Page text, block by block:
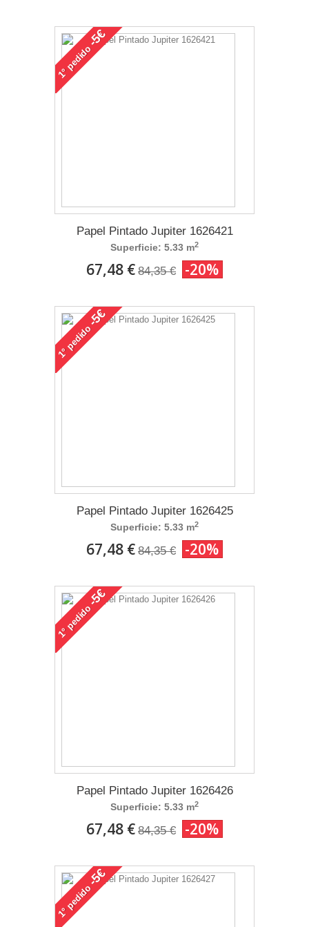
1°
pedido
-5€
Papel Pintado Jupiter 1626421
Superficie: 5.33 m2
67,48 € 84,35 € -20%
1°
pedido
-5€
Papel Pintado Jupiter 1626425
Superficie: 5.33 m2
67,48 € 84,35 € -20%
1°
pedido
-5€
Papel Pintado Jupiter 1626426
Superficie: 5.33 m2
67,48 € 84,35 € -20%
1°
pedido
-5€